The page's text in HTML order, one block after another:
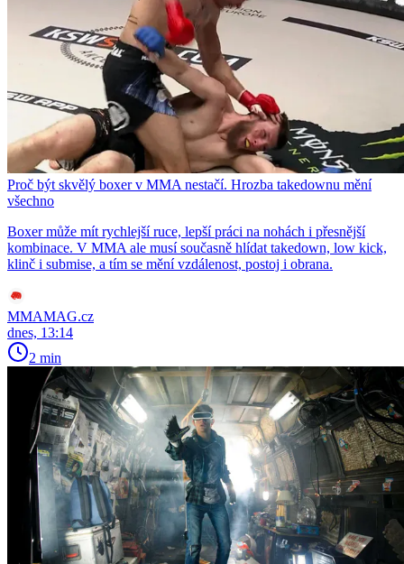
Proč být skvělý boxer v MMA nestačí. Hrozba takedownu mění
všechno
Boxer může mít rychlejší ruce, lepší práci na nohách i přesnější
kombinace. V MMA ale musí současně hlídat takedown, low kick,
klinč i submise, a tím se mění vzdálenost, postoj i obrana.
MMAMAG.cz
dnes, 13:14
2 min